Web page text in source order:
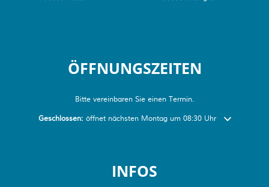
ÖFFNUNGSZEITEN
Bitte vereinbaren Sie einen Termin.
Klicken, um weitere Öffnungs- oder Schließzeiten auszublenden
Geschlossen: öffnet nächsten Montag um 08:30 Uhr
INFOS